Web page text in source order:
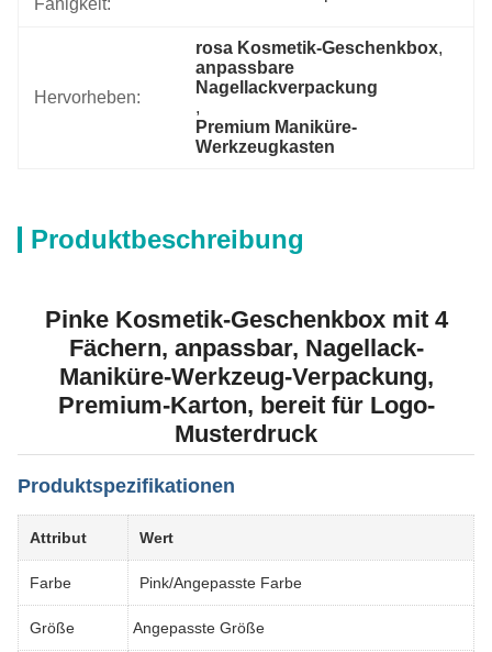
Fähigkeit:
Hervorheben:
rosa Kosmetik-Geschenkbox,
anpassbare
Nagellackverpackung
,
Premium Maniküre-
Werkzeugkasten
Produktbeschreibung
Pinke Kosmetik-Geschenkbox mit 4
Fächern, anpassbar, Nagellack-
Maniküre-Werkzeug-Verpackung,
Premium-Karton, bereit für Logo-
Musterdruck
Produktspezifikationen
Attribut Wert
Farbe Pink/Angepasste Farbe
Größe Angepasste Größe